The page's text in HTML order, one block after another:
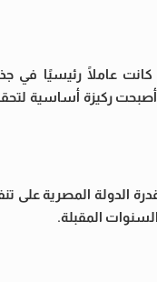
كانت عاملًا رئيسيًا في
ركيزة أساسية
الدولة المصرية على
المقبلة.